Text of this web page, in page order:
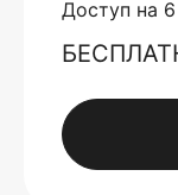
Доступ на